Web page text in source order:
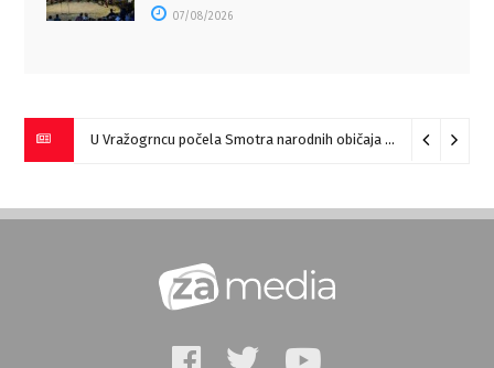
07/08/2026
U Vražogrncu počela Smotra narodnih običaja „Vražogrnački točak“